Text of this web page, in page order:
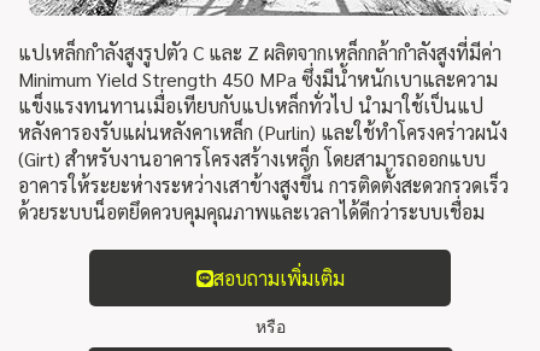
แปเหล็กกำลังสูงรูปตัว C และ Z ผลิตจากเหล็กกล้ากำลังสูงที่มีค่า
Minimum Yield Strength 450 MPa ซึ่งมีน้ำหนักเบาและความ
แข็งแรงทนทานเมื่อเทียบกับแปเหล็กทั่วไป นำมาใช้เป็นแป
หลังคารองรับแผ่นหลังคาเหล็ก (Purlin) และใช้ทำโครงคร่าวผนัง
(Girt) สำหรับงานอาคารโครงสร้างเหล็ก โดยสามารถออกแบบ
อาคารให้ระยะห่างระหว่างเสาข้างสูงขึ้น การติดตั้งสะดวกรวดเร็ว
ด้วยระบบน็อตยึดควบคุมคุณภาพและเวลาได้ดีกว่าระบบเชื่อม
สอบถามเพิ่มเติม
หรือ